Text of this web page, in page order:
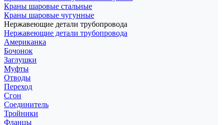
Краны шаровые стальные
Краны шаровые чугунные
Нержавеющие детали трубопровода
Нержавеющие детали трубопровода
Американка
Бочонок
Заглушки
Муфты
Отводы
Переход
Сгон
Соединитель
Тройники
Фланцы